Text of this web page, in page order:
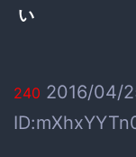
い
240 2016/04/